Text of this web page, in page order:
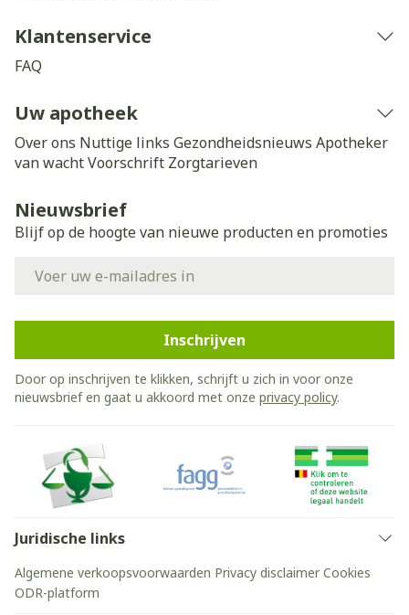
Klantenservice
FAQ
Uw apotheek
Over ons Nuttige links Gezondheidsnieuws Apotheker
van wachtVoorschrift Zorgtarieven
Nieuwsbrief
Blijf op de hoogte van nieuwe producten en promoties
Inschrijven
Door op inschrijven te klikken, schrijft u zich in voor onze
nieuwsbrief en gaat u akkoord met onze privacy policy.
Juridische links
Algemene verkoopsvoorwaarden Privacy disclaimer Cookies
ODR-platform